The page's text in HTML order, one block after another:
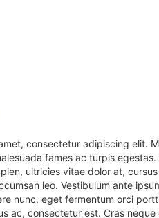
consectetur adipiscing elit.
fames ac turpis
ultricies vitae dolor at,
leo. Vestibulum ante
nunc, eget fermentum orci
ac, consectetur est. Cras